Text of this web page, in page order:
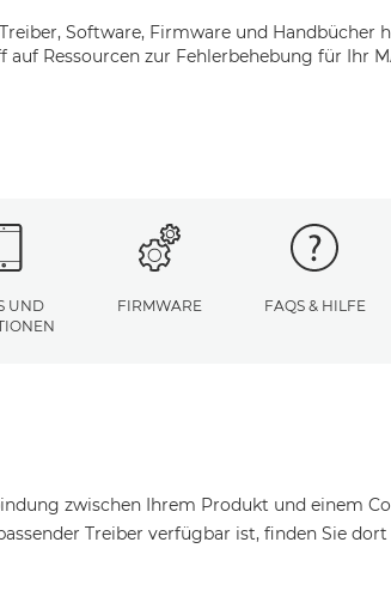
Software, Firmware und Handbücher
auf Ressourcen zur Fehlerbehebung für Ihr
UND
FIRMWARE FAQS & HILFE
zwischen Ihrem Produkt und einem
Treiber verfügbar ist, finden Sie